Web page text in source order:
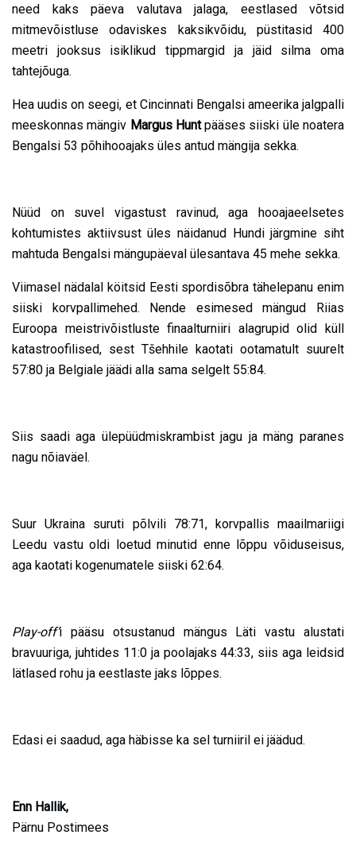
need kaks päeva valutava jalaga, eestlased võtsid
mitmevõistluse odaviskes kaksikvõidu, püstitasid 400
meetri jooksus isiklikud tippmargid ja jäid silma oma
tahtejõuga.
Hea uudis on seegi, et Cincinnati Bengalsi ameerika jalgpalli
meeskonnas mängiv Margus Huntpääses siiski üle noatera
Bengalsi 53 põhihooajaks üles antud mängija sekka.
Nüüd on suvel vigastust ravinud, aga hooajaeelsetes
kohtumistes aktiivsust üles näidanud Hundi järgmine siht
mahtuda Bengalsi mängupäeval ülesantava 45 mehe sekka.
Viimasel nädalal köitsid Eesti spordisõbra tähelepanu enim
siiski korvpallimehed. Nende esimesed mängud Riias
Euroopa meistrivõistluste finaalturniiri alagrupid olid küll
katastroofilised, sest Tšehhile kaotati ootamatult suurelt
57:80 ja Belgiale jäädi alla sama selgelt 55:84.
Siis saadi aga ülepüüdmiskrambist jagu ja mäng paranes
nagu nõiaväel.
Suur Ukraina suruti põlvili 78:71, korvpallis maailmariigi
Leedu vastu oldi loetud minutid enne lõppu võiduseisus,
aga kaotati kogenumatele siiski 62:64.
Play-off’i pääsu otsustanud mängus Läti vastu alustati
bravuuriga, juhtides 11:0 ja poolajaks 44:33, siis aga leidsid
lätlased rohu ja eestlaste jaks lõppes.
Edasi ei saadud, aga häbisse ka sel turniiril ei jäädud.
Enn Hallik,
Pärnu Postimees